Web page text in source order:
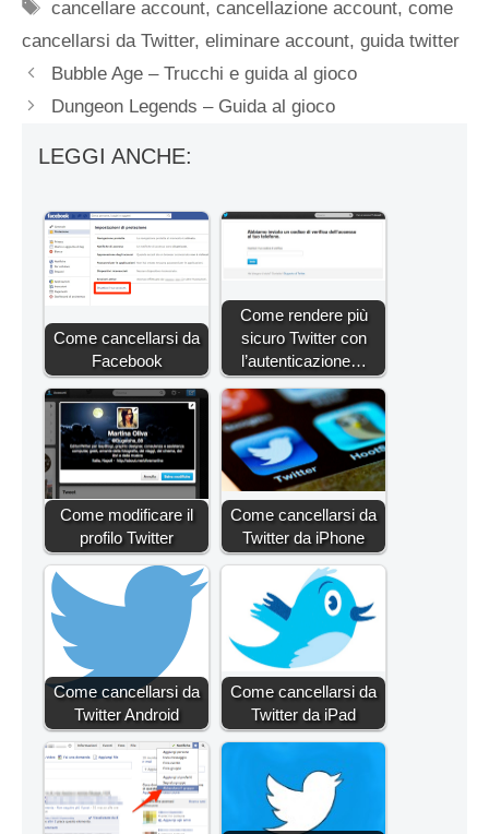
Tag
cancellare account,cancellazione account,come
cancellarsi da Twitter, eliminare account, guida twitter
Bubble Age – Trucchi e guida al gioco
Dungeon Legends – Guida al gioco
LEGGI ANCHE:
Come cancellarsi da
Facebook
Come rendere più
sicuro Twitter con
l’autenticazione…
Come modificare il
profilo Twitter
Come cancellarsi da
Twitter da iPhone
Come cancellarsi da
Twitter Android
Come cancellarsi da
Twitter da iPad